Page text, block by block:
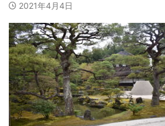
2021年4月4日